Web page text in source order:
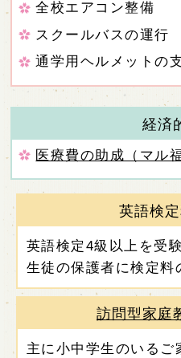
全校エアコン整備
スクールバスの運行
通学用ヘルメットの
経済
医療費の助成（マル福
英語検
英語検定4級以上を受
生徒の保護者に検定料
訪問型家庭
主に小中学生のいるご